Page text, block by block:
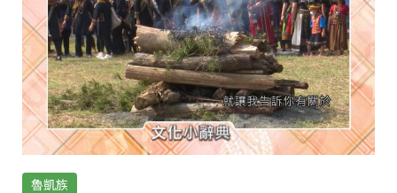
魯凱族